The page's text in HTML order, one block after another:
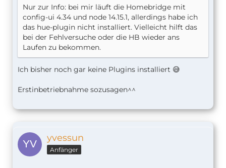
Nur zur Info: bei mir läuft die Homebridge mit
config-ui 4.34 und node 14.15.1, allerdings habe ich
das hue-plugin nicht installiert. Vielleicht hilft das
bei der Fehlversuche oder die HB wieder ans
Laufen zu bekommen.
Ich bisher noch gar keine Plugins installiert 😅
Erstinbetriebnahme sozusagen^^
yvessun
Anfänger